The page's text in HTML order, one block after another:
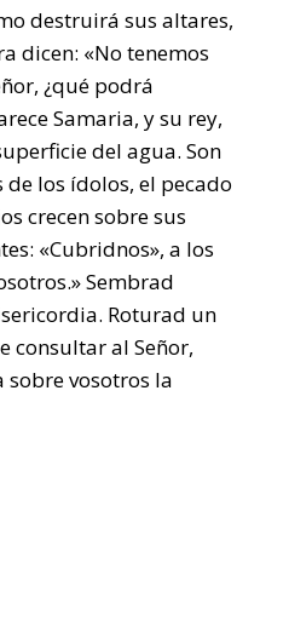
destruirá sus altares,
dicen: «No tenemos
¿qué podrá
Samaria, y su rey,
del agua. Son
los ídolos, el pecado
crecen sobre sus
«Cubridnos», a los
Sembrad
Roturad un
consultar al Señor,
sobre vosotros la